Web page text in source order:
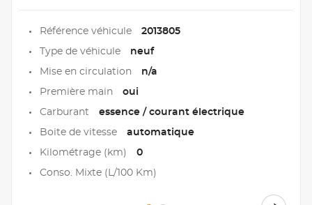
Référence véhicule 2013805
Type de véhicule neuf
Mise en circulation n/a
Première main oui
Carburant essence / courant électrique
Boite de vitesse automatique
Kilométrage (km) 0
Conso. Mixte (L/100 Km)